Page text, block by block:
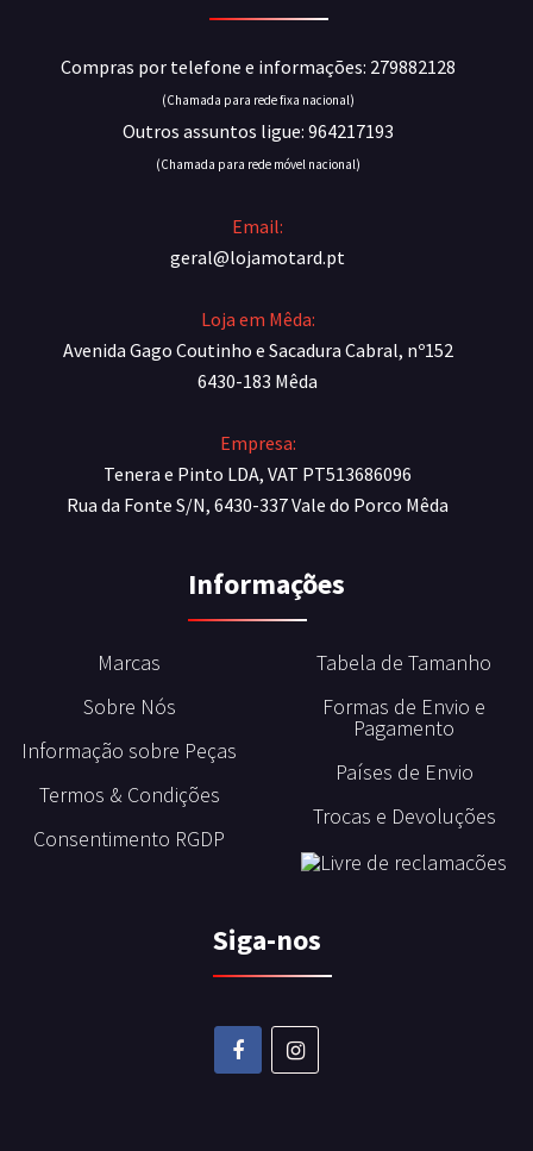
Compras por telefone e informações: 279882128
(Chamada para rede fixa nacional)
Outros assuntos ligue: 964217193
(Chamada para rede móvel nacional)
Email:
geral@lojamotard.pt
Loja em Mêda:
Avenida Gago Coutinho e Sacadura Cabral, nº152
6430-183 Mêda
Empresa:
Tenera e Pinto LDA, VAT PT513686096
Rua da Fonte S/N, 6430-337 Vale do Porco Mêda
Informações
Marcas
Sobre Nós
Informação sobre Peças
Termos & Condições
Consentimento RGDP
Tabela de Tamanho
Formas de Envio e
Pagamento
Países de Envio
Trocas e Devoluções
Siga-nos